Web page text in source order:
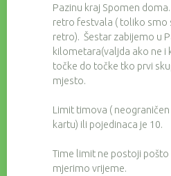
Pazinu kraj Spomen
retro festvala ( toliko smo
retro). Šestar zabijemo u
kilometara(valjda ako ne i
točke do točke tko prvi
mjesto.
Limit timova (
kartu) ili pojedinaca je 10.
Time limit ne postoji pošto
mjerimo vrijeme.